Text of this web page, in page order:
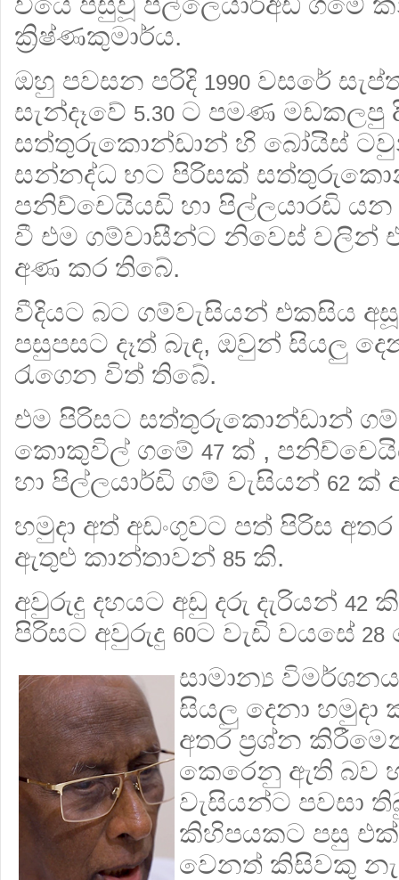
ක්‍රිෂ්ණකුමාර්ය.
ඔහු පවසන පරිදි 1990 වසරේ
සැන්දෑවේ 5.30 ට පමණ මඩකලපු
සත්තුරුකොන්ඩාන් හි බෝයිස්
සන්නද්ධ භට පිරිසක්
පනිච්චෙයියඩි හා පිල්ලයාරඩි
වී එම ගම්වාසීන්ට නිවෙස් වලින්
අණ කර තිබේ.
වීදියට බට ගම්වැසියන් එකසිය
පසුපසට දෑත් බැඳ, ඔවුන් සියලු
රැගෙන විත් තිබේ.
එම පිරිසට සත්තුරුකොන්ඩාන්
කොකුවිල් ගමේ 47 ක් ,
හා පිල්ලයාර්ඩි ගම් වැසියන් 62 ක්
හමුදා අත් අඩංගුවට පත් පිරිස
ඇතුළු කාන්තාවන් 85 කි.
අවුරුදු දහයට අඩු දරු දැරියන් 42
පිරිසට අවුරුදු 60ට වැඩි වයසේ 28
සාමාන්‍ය
සියලු දෙනා
අතර ප්‍රශ්න
කෙරෙනු ඇති බව
වැසියන්ට පවසා
කිහිපයකට පසු එක්
වෙනත් කිසිවකු